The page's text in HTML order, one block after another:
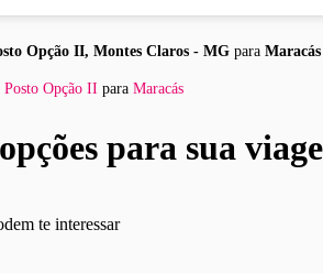
Opção II, Montes Claros - MG para Maracás
Posto Opção II para Maracás
para sua
te interessar